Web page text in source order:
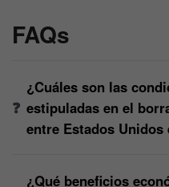
FAQs
¿Cuáles son las
estipuladas en el
entre Estados Unidos
¿Qué beneficios